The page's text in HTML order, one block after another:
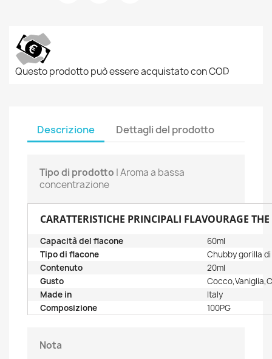
Questo prodotto può essere acquistato con COD
Descrizione Dettagli del prodotto
Tipo di prodotto | Aroma a bassa
concentrazione
CARATTERISTICHE PRINCIPALI FLAVOURAGE
Capacità del flacone
60ml
Tipo di flacone
Chubby gorilla
Contenuto
20ml
Gusto
Made in
Italy
Composizione
100PG
Nota